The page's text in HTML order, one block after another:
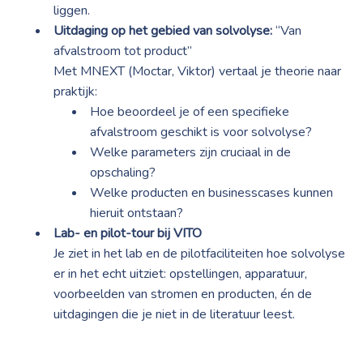
liggen.
Uitdaging op het gebied van solvolyse:“Van
afvalstroom tot product”
Met MNEXT (Moctar, Viktor) vertaal je theorie naar
praktijk:
Hoe beoordeel je of een specifieke
afvalstroom geschikt is voor solvolyse?
Welke parameters zijn cruciaal in de
opschaling?
Welke producten en businesscases kunnen
hieruit ontstaan?
Lab- en pilot-tour bij VITO
Je ziet in het lab en de pilotfaciliteiten hoe solvolyse
er in het echt uitziet: opstellingen, apparatuur,
voorbeelden van stromen en producten, én de
uitdagingen die je niet in de literatuur leest.